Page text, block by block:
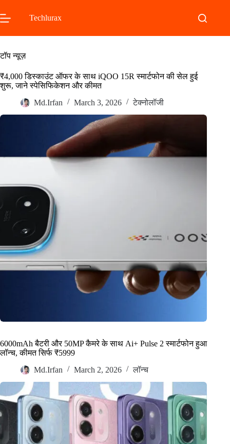
to
content
Techlurax
टॉप न्यूज़
₹4,000 डिस्काउंट ऑफर के साथ iQOO 15R स्मार्टफोन की सेल हुई
शुरू, जाने स्पेसिफिकेशन और कीमत
Md.Irfan
March 3, 2026 टेक्नोलॉजी
6000mAh बैटरी और 50MP कैमरे के साथ Ai+ Pulse 2 स्मार्टफोन हुआ
लॉन्च, कीमत सिर्फ ₹5999
Md.Irfan
March 2, 2026 लॉन्च